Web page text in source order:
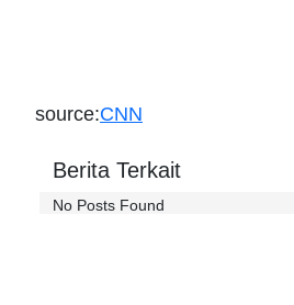
source:CNN
Berita Terkait
No Posts Found